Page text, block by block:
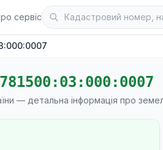
сервіс
— детальна інформація про